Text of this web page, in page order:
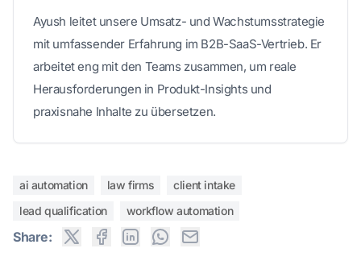
Ayush leitet unsere Umsatz- und Wachstumsstrategie
mit umfassender Erfahrung im B2B-SaaS-Vertrieb. Er
arbeitet eng mit den Teams zusammen, um reale
Herausforderungen in Produkt-Insights und
praxisnahe Inhalte zu übersetzen.
ai automation law firms
client intake
lead qualification
workflow automation
Share: